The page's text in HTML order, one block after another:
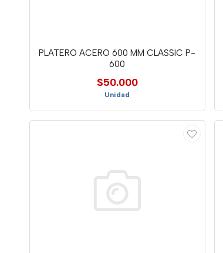
PLATERO ACERO 600 MM CLASSIC P-
600
$50.000
Unidad